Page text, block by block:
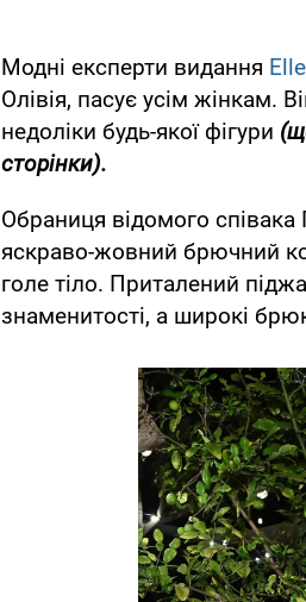
Модні експерти видання Elle
Олівія, пасує усім жінкам.
недоліки будь-якої фігури
сторінки).
Обраниця відомого співака
яскраво-жовний брючний
голе тіло. Приталений
знаменитості, а широкі